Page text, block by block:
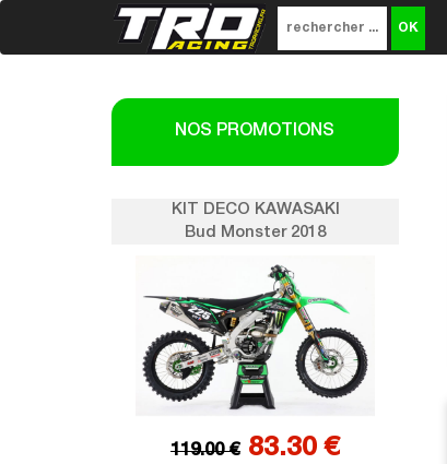
NOS PROMOTIONS
KIT DECO KAWASAKI
Bud Monster 2018
119.00 €83.30 €